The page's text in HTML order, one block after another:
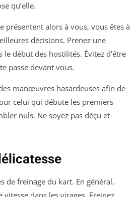
qu’elle.
présentent alors à vous, vous êtes à
décisions. Prenez une
début des hostilités. Évitez d’être
passe devant vous.
manœuvres hasardeuses afin de
celui qui débute les premiers
nuls. Ne soyez pas déçu et
de freinage du kart. En général,